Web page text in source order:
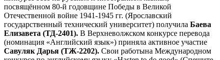
посвящённом 80-й годовщине Победы в Великой
Отечественной войне 1941-1945 гг. (Ярославский
государственный технический университет) получила Баева
Елизавета (ТД-2401). В Верхневолжском конкурсе перевода
(номинация «Английский язык») приняла активное участие
Савуляк Дарья (ТЖ-2202). Свои работына Международном